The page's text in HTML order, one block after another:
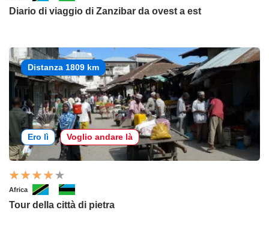
Diario di viaggio di Zanzibar da ovest a est
Distanza 1809 km
Ero lì Voglio andare là
Africa
Tour della città di pietra